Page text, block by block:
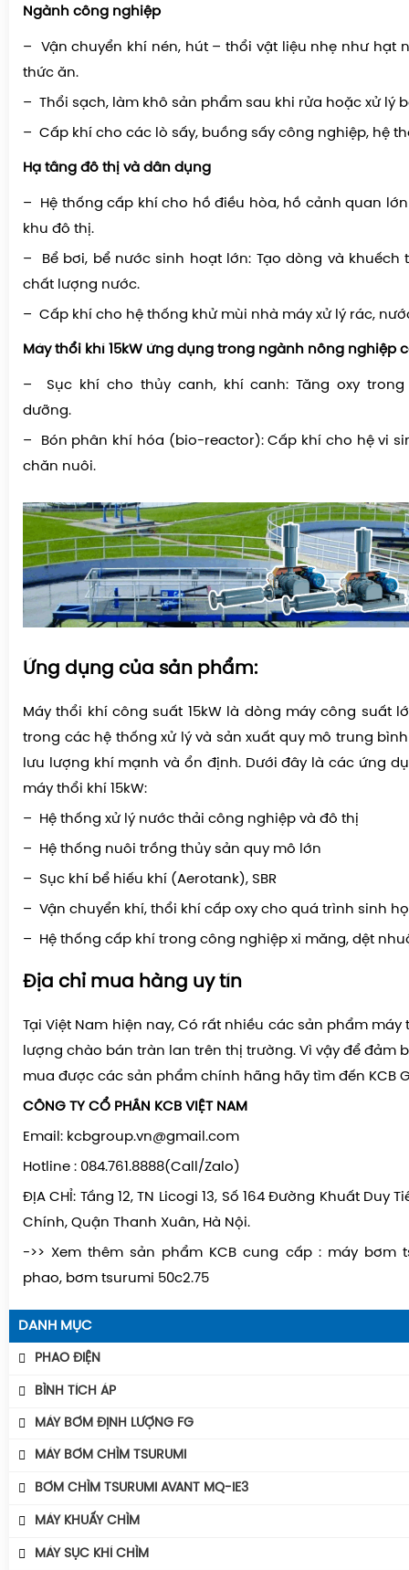
Ngành công nghiệp
– Vận chuyển khí nén, hút – thổi vật liệu nhẹ như hạt
thức ăn.
– Thổi sạch, làm khô sản phẩm sau khi rửa hoặc xử lý
– Cấp khí cho các lò sấy, buồng sấy công nghiệp, hệ
Hạ tầng đô thị và dân dụng
– Hệ thống cấp khí cho hồ điều hòa, hồ cảnh quan
khu đô thị.
– Bể bơi, bể nước sinh hoạt lớn: Tạo dòng và khuếch
chất lượng nước.
– Cấp khí cho hệ thống khử mùi nhà máy xử lý rác,
Máy thổi khí 15kW ứng dụng trong ngành nông nghiệp
– Sục khí cho thủy canh, khí canh: Tăng oxy
dưỡng.
– Bón phân khí hóa (bio-reactor): Cấp khí cho hệ vi
chăn nuôi.
Ứng dụng của sản phẩm:
Máy thổi khí công suất 15kW là dòng máy công suất
trong các hệ thống xử lý và sản xuất quy mô trung
lưu lượng khí mạnh và ổn định. Dưới đây là các ứng
máy thổi khí 15kW:
– Hệ thống xử lý nước thải công nghiệp và đô thị
– Hệ thống nuôi trồng thủy sản quy mô lớn
– Sục khí bể hiếu khí (Aerotank), SBR
– Vận chuyển khí, thổi khí cấp oxy cho quá trình sinh
– Hệ thống cấp khí trong công nghiệp xi măng, dệt
Địa chỉ mua hàng uy tín
Tại Việt Nam hiện nay, Có rất nhiều các sản phẩm máy
lượng chào bán tràn lan trên thị trường. Vì vậy để đảm
mua được các sản phẩm chính hãng hãy tìm đến KCB
CÔNG TY CỔ PHẦN KCB VIỆT NAM
Email: kcbgroup.vn@gmail.com
Hotline : 084.761.8888(Call/Zalo)
ĐỊA CHỈ: Tầng 12, TN Licogi 13, Số 164 Đường Khuất Duy
Chính, Quận Thanh Xuân, Hà Nội.
->> Xem thêm sản phẩm KCB cung cấp : máy bơm
phao, bơm tsurumi 50c2.75
DANH MỤC
PHAO ĐIỆN
Phao Báo Mức
Phao Điện Tecno- Italy
BÌNH TÍCH ÁP
Bình Tích Áp Aquafill
Bình Tích Áp VAREM
BÌNH GIÃN NỞ AQUAFILL
MÁY BƠM ĐỊNH LƯỢNG FG
MÁY BƠM CHÌM TSURUMI
MÁY BƠM TSURUMI UNIVERSE
MÁY BƠM TSURUMI AVANT
BƠM CHÌM TSURUMI AVANT MQ-IE3
Máy Bơm Tsurumi Avant MQU
Máy Bơm Tsurumi Avant MQC
MÁY KHUẤY CHÌM
MÁY KHUẤY CHÌM TSURUMI ĐỘNG CƠ AVANT IE3
MÁY SỤC KHÍ CHÌM